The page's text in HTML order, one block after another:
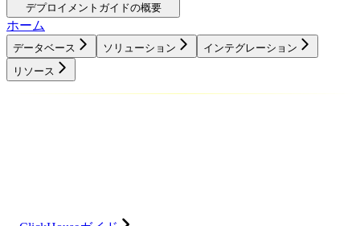
デプロイメントガイドの概要
ホーム
データベース ソリューション
インテグレーション
リソース